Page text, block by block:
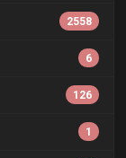
2558
6
126
1